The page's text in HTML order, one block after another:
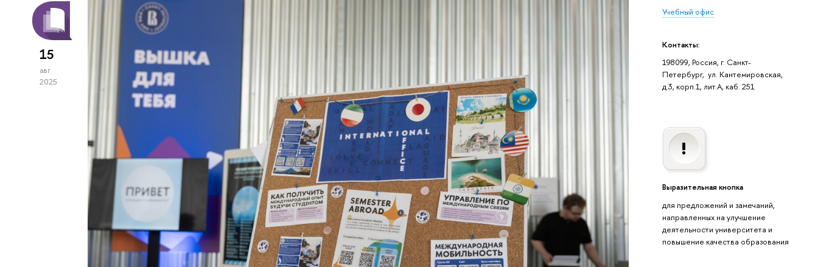
Учебный офис
Контакты:
198099, Россия, г. Санкт-
Петербург, ул. Кантемировская,
д.3, корп.1, лит.А, каб. 251
Выразительная кнопка
для предложений и замечаний,
направленных на улучшение
деятельности университета и
повышение качества образования
15
авг
2025